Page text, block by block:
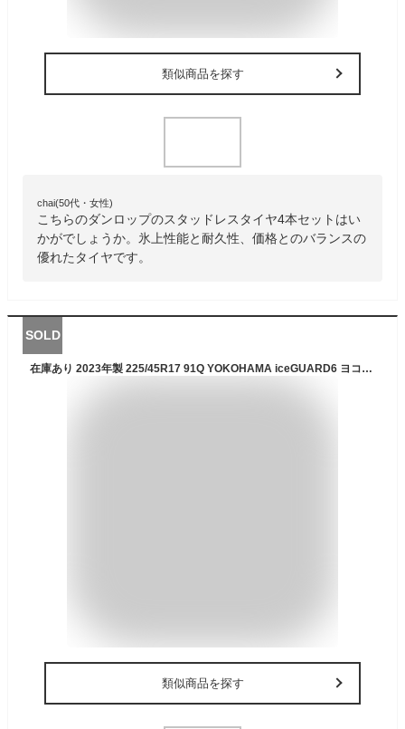
類似商品を探す
chai(50代・女性)
こちらのダンロップのスタッドレスタイヤ4本セットはい
かがでしょうか。氷上性能と耐久性、価格とのバランスの
優れたタイヤです。
SOLD
在庫あり 2023年製 225/45R17 91Q YOKOHAMA iceGUARD6 ヨコハマ アイスガード6 IG60 新品 1本 タイヤのみ 国内生産品 スタッドレスタイヤ
類似商品を探す